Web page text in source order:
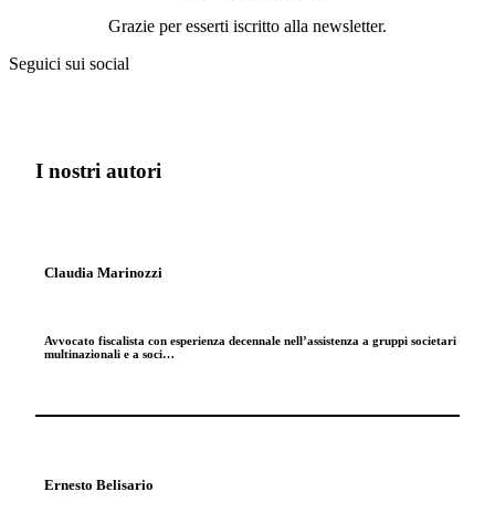
Grazie per esserti iscritto alla newsletter.
Seguici sui social
I nostri autori
Claudia Marinozzi
Avvocato fiscalista con esperienza decennale nell’assistenza a gruppi societari
multinazionali e a soci…
Ernesto Belisario